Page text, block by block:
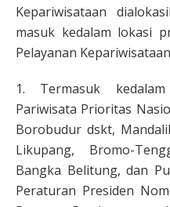
Kepariwisataan
masuk kedalam lokasi
Pelayanan
1. Termasuk
Pariwisata Prioritas
Borobudur dskt,
Likupang, Bromo-
Bangka Belitung, dan
Peraturan Presiden